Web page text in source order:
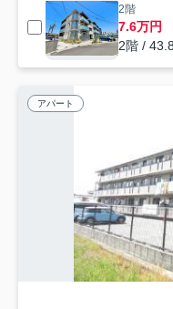
2階
7.6万円
2階 /
アパート